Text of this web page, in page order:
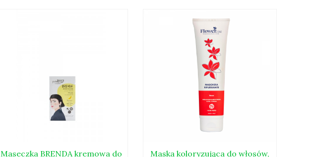
Maseczka BRENDA kremowa do
Maska koloryzująca do włosów,